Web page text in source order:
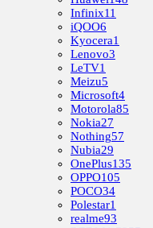
Infinix11
iQOO6
Kyocera1
Lenovo3
LeTV1
Meizu5
Microsoft4
Motorola85
Nokia27
Nothing57
Nubia29
OnePlus135
OPPO105
POCO34
Polestar1
realme93